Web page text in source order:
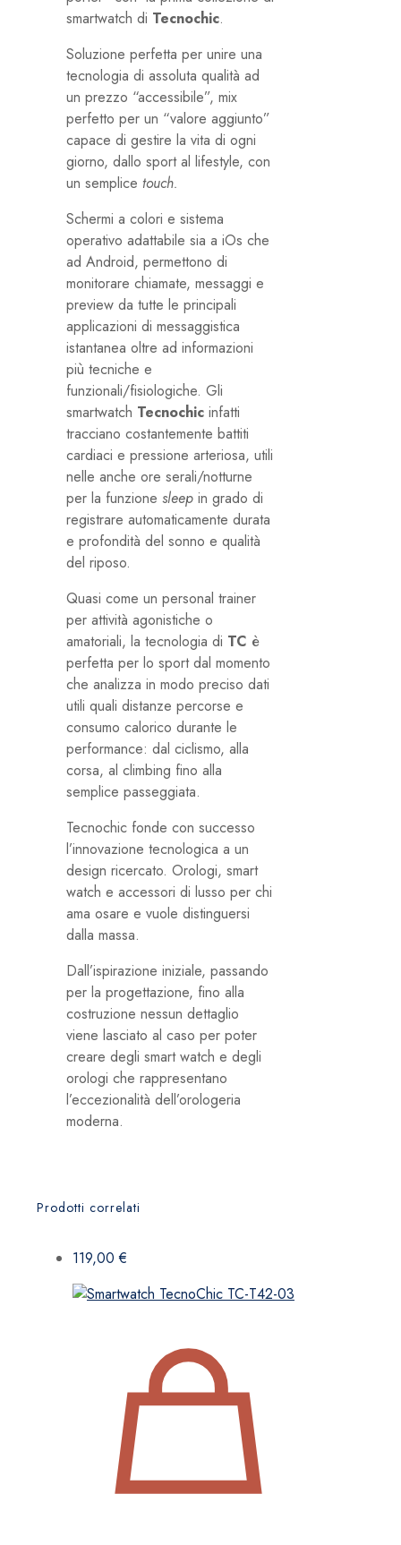
smartwatch di Tecnochic.
Soluzione perfetta per unire una
tecnologia di assoluta qualità ad
un prezzo “accessibile”, mix
perfetto per un “valore aggiunto”
capace di gestire la vita di ogni
giorno, dallo sport al lifestyle, con
un semplice touch.
Schermi a colori e sistema
operativo adattabile sia a iOs che
ad Android, permettono di
monitorare chiamate, messaggi e
preview da tutte le principali
applicazioni di messaggistica
istantanea oltre ad informazioni
più tecniche e
funzionali/fisiologiche. Gli
smartwatch Tecnochic infatti
tracciano costantemente battiti
cardiaci e pressione arteriosa, utili
nelle anche ore serali/notturne
per la funzione sleep in grado di
registrare automaticamente durata
e profondità del sonno e qualità
del riposo.
Quasi come un personal trainer
per attività agonistiche o
amatoriali, la tecnologia di TC è
perfetta per lo sport dal momento
che analizza in modo preciso dati
utili quali distanze percorse e
consumo calorico durante le
performance: dal ciclismo, alla
corsa, al climbing fino alla
semplice passeggiata.
Tecnochic fonde con successo
l’innovazione tecnologica a un
design ricercato. Orologi, smart
watch e accessori di lusso per chi
ama osare e vuole distinguersi
dalla massa.
Dall’ispirazione iniziale, passando
per la progettazione, fino alla
costruzione nessun dettaglio
viene lasciato al caso per poter
creare degli smart watch e degli
orologi che rappresentano
l’eccezionalità dell’orologeria
moderna.
Prodotti correlati
119,00€